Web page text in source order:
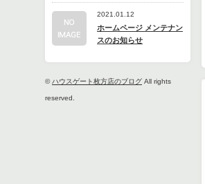
2021.01.12
ホームページ メンテナン
スのお知らせ
©ハウスゲート枚方店のブログ All rights
reserved.